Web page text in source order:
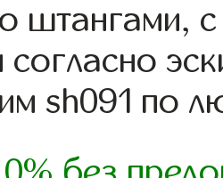
штангами,
sh091 по